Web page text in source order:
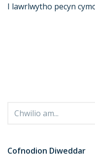
I lawrlwytho pecyn
Cofnodion Diweddar